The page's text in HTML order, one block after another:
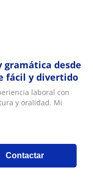
gramática desde
fácil y divertido
laboral con
y oralidad. Mi
Contactar